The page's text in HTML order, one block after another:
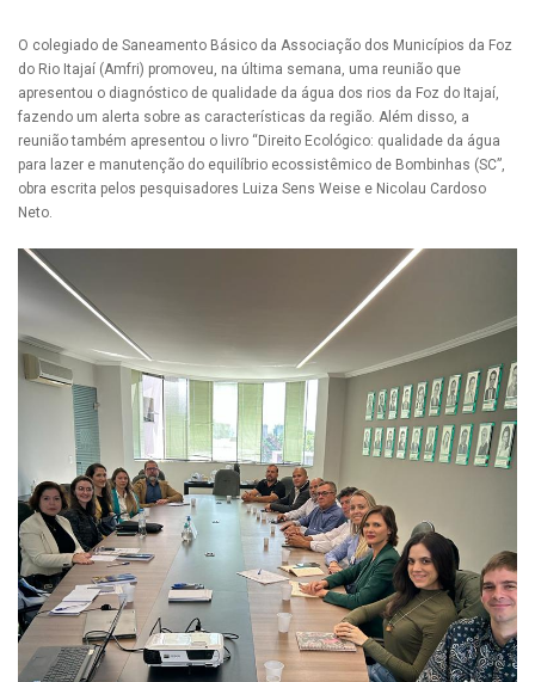
O colegiado de Saneamento Básico da Associação dos Municípios da Foz
do Rio Itajaí (Amfri) promoveu, na última semana, uma reunião que
apresentou o diagnóstico de qualidade da água dos rios da Foz do Itajaí,
fazendo um alerta sobre as características da região. Além disso, a
reunião também apresentou o livro “Direito Ecológico: qualidade da água
para lazer e manutenção do equilíbrio ecossistêmico de Bombinhas (SC”,
obra escrita pelos pesquisadores Luiza Sens Weise e Nicolau Cardoso
Neto.